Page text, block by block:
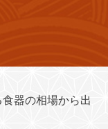
器の相場から出